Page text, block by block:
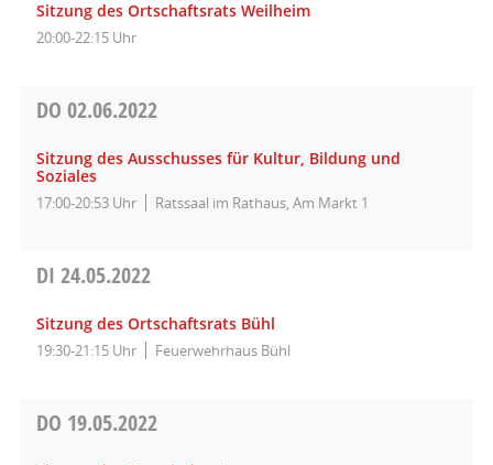
Sitzung des Ortschaftsrats Weilheim
20:00-22:15 Uhr
DO 02.06.2022
Sitzung des Ausschusses für Kultur, Bildung und
Soziales
17:00-20:53 Uhr Ratssaal im Rathaus, Am Markt 1
DI 24.05.2022
Sitzung des Ortschaftsrats Bühl
19:30-21:15 Uhr Feuerwehrhaus Bühl
DO 19.05.2022